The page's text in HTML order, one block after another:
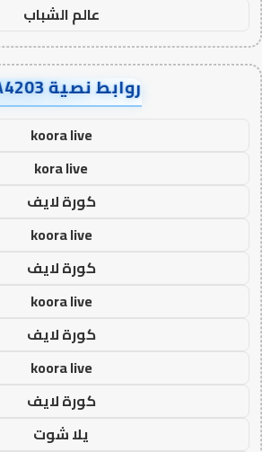
عالم الشباب
روابط نصية AA4203
koora live
kora live
كورة لايف
koora live
كورة لايف
koora live
كورة لايف
koora live
كورة لايف
يلا شوت